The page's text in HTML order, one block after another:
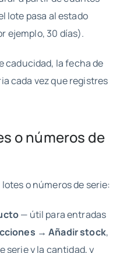
lote pasa al estado
ejemplo, 30 días).
caducidad, la fecha de
cada vez que registres
o números de
o números de serie:
— útil para entradas
→ Añadir stock,
serie y la cantidad, y